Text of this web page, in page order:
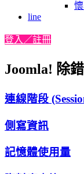
line
登入／註冊
Joomla! 除
連線階段
側寫資訊
記憶體使用量